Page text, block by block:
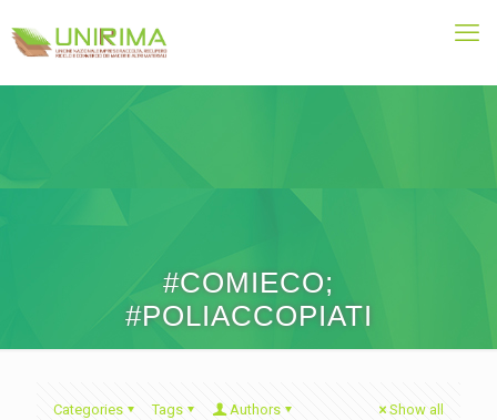
#COMIECO;
#POLIACCOPIATI
Categories Tags Authors Show all